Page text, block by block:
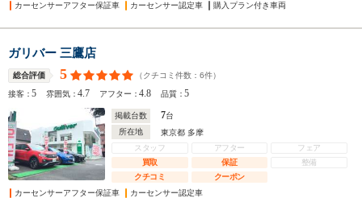
カーセンサーアフター保証車
カーセンサー認定車 購入プラン付き車両
ガリバー 三鷹店
総合評価 5 （クチコミ件数： 6件）
接客：5 雰囲気：4.7 アフター：4.8 品質：5
掲載台数 7台
所在地
東京都 多摩
スタッフ
アフター
フェア
買取
保証
整備
クチコミ
クーポン
カーセンサーアフター保証車
カーセンサー認定車